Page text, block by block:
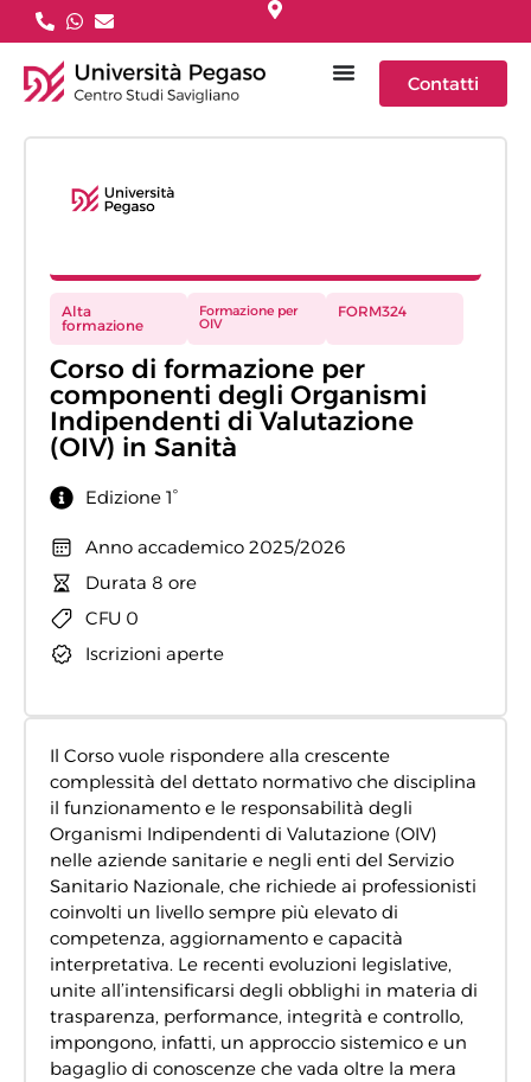
Contatti
Il Corso vuole rispondere alla crescente
complessità del dettato normativo che disciplina
il funzionamento e le responsabilità degli
Organismi Indipendenti di Valutazione (OIV)
nelle aziende sanitarie e negli enti del Servizio
Sanitario Nazionale, che richiede ai professionisti
coinvolti un livello sempre più elevato di
competenza, aggiornamento e capacità
interpretativa. Le recenti evoluzioni legislative,
unite all’intensificarsi degli obblighi in materia di
trasparenza, performance, integrità e controllo,
impongono, infatti, un approccio sistemico e un
bagaglio di conoscenze che vada oltre la mera
Alta
formazione
Formazione per
OIV
FORM324
Corso di formazione per
componenti degli Organismi
Indipendenti di Valutazione
(OIV) in Sanità
Edizione 1°
Anno accademico 2025/2026
Durata 8 ore
CFU 0
Iscrizioni aperte